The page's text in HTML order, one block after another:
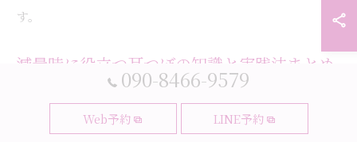
す。
減量時に役立つ耳つぼの知識と実践法まとめ
を身につけておくことが重要です。耳には食欲中枢に働
090-8466-9579
Web予約 LINE予約